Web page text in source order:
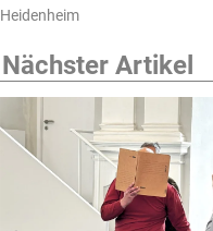
Heidenheim
Nächster Artikel